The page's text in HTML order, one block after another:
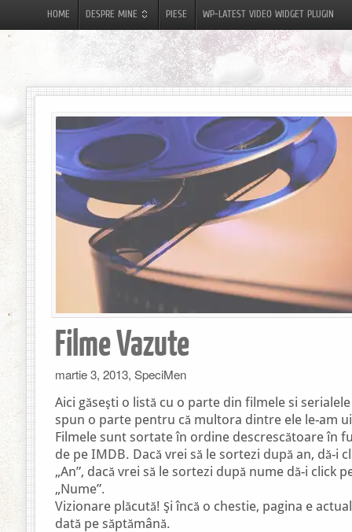
HOME DESPRE MINE PIESE WP-LATEST VIDEO WIDGET PLUGIN
Filme Vazute
martie 3, 2013, SpeciMen
Aici găseşti o listă cu o parte din filmele si
spun o parte pentru că multora dintre ele le-am
Filmele sunt sortate în ordine descrescătoare în
de pe IMDB. Dacă vrei să le sortezi după an, dă-i
„An”, dacă vrei să le sortezi după nume dă-i click
„Nume”.
Vizionare plăcută! Şi încă o chestie, pagina e
dată pe săptămână.